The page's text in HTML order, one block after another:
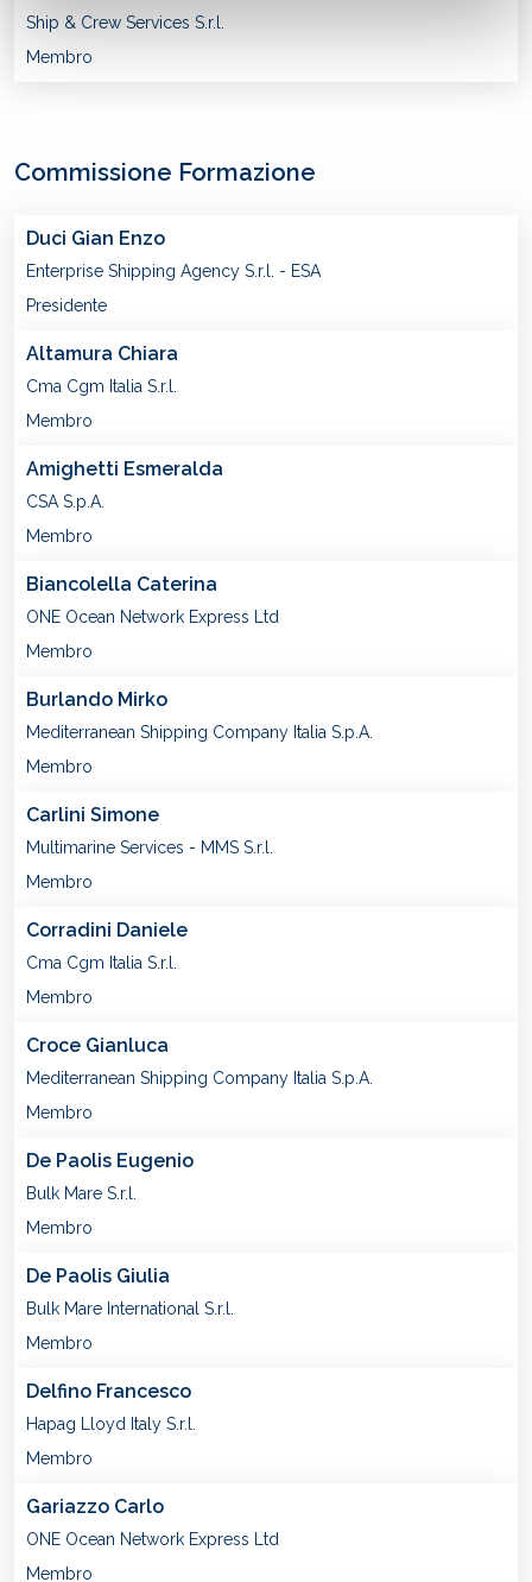
Ship & Crew Services S.r.l.
Membro
Commissione Formazione
Duci Gian Enzo
Enterprise Shipping Agency S.r.l. - ESA
Presidente
Altamura Chiara
Cma Cgm Italia S.r.l.
Membro
Amighetti Esmeralda
CSA S.p.A.
Membro
Biancolella Caterina
ONE Ocean Network Express Ltd
Membro
Burlando Mirko
Mediterranean Shipping Company Italia S.p.A.
Membro
Carlini Simone
Multimarine Services - MMS S.r.l.
Membro
Corradini Daniele
Cma Cgm Italia S.r.l.
Membro
Croce Gianluca
Mediterranean Shipping Company Italia S.p.A.
Membro
De Paolis Eugenio
Bulk Mare S.r.l.
Membro
De Paolis Giulia
Bulk Mare International S.r.l.
Membro
Delfino Francesco
Hapag Lloyd Italy S.r.l.
Membro
Gariazzo Carlo
ONE Ocean Network Express Ltd
Membro